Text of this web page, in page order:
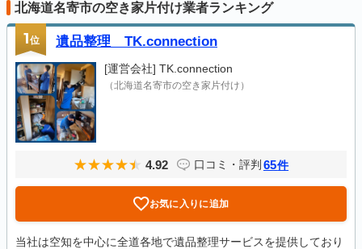
北海道名寄市の空き家片付け業者ランキング
1位 遺品整理 TK.connection
[運営会社] TK.connection
（北海道名寄市の空き家片付け）
4.92 口コミ・評判 65件
お気に入りに追加
当社は空知を中心に全道各地で遺品整理サービスを提供しており